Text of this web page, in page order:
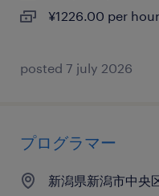
¥1226.00 per hour
posted 7 july 2026
プログラマー
新潟県新潟市中央